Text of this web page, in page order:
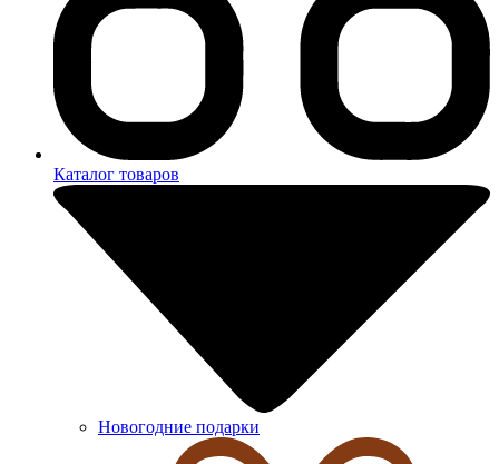
Каталог товаров
Новогодние подарки